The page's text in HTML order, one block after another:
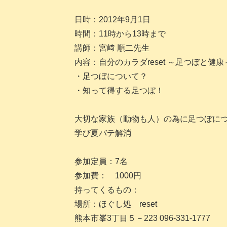
日時：2012年9月1日
時間：11時から13時まで
講師：宮﨑 順二先生
内容：自分のカラダreset ～足つぼと健康
・足つぼについて？
・知って得する足つぼ！
大切な家族（動物も人）の為に足つぼに
学び夏バテ解消
参加定員：7名
参加費： 1000円
持ってくるもの：
場所：ほぐし処 reset
熊本市峯3丁目５－223 096-331-1777